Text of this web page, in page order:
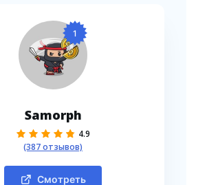
1
Samorph
4.9
(387 отзывов)
Смотреть